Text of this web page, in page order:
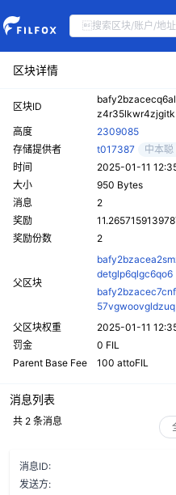
区块详情
区块ID
z4r35lkwr4zjgitk
高度
2309085
存储提供者
t017387
中本聪
时间
2025-01-11
大小
950 Bytes
消息
2
奖励
奖励份数
2
父区块
detglp6qlgc6qo6
57vgwoovgldzuq
父区块权重
2025-01-11
罚金
0 FIL
Parent Base Fee
100 attoFIL
消息列表
共 2 条消息
消息ID:
发送方: